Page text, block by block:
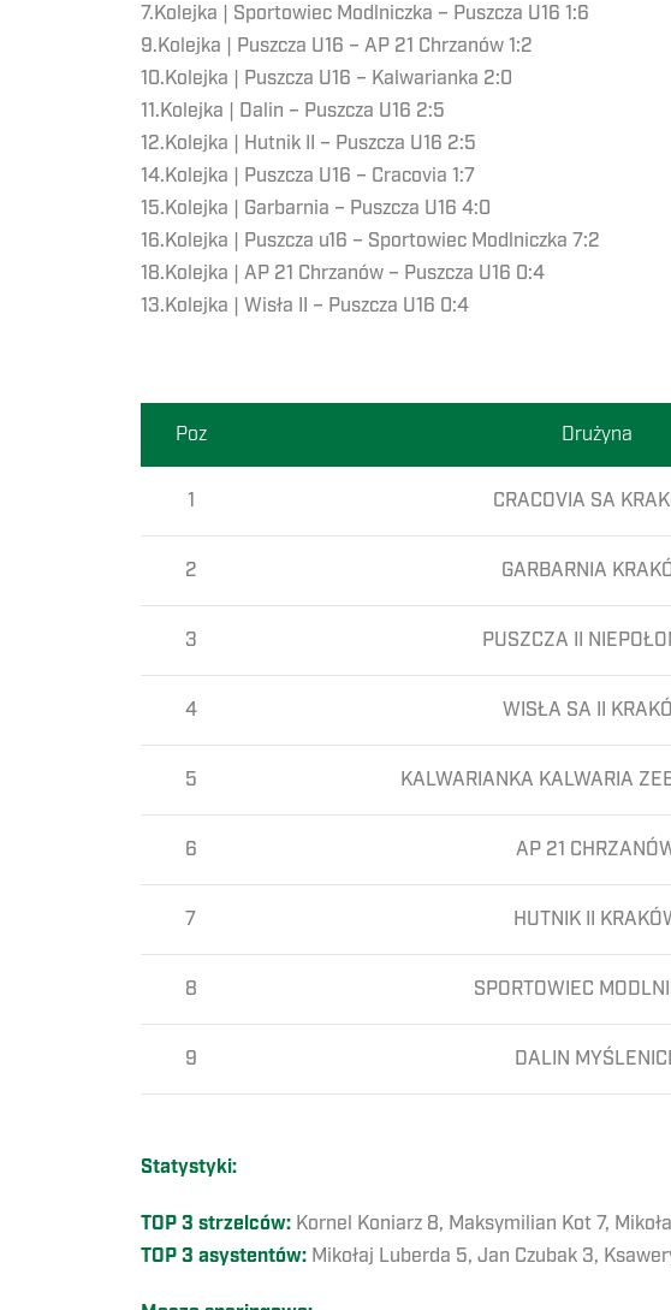
7.Kolejka | Sportowiec Modlniczka – Puszcza U16 1:6
9.Kolejka | Puszcza U16 – AP 21 Chrzanów 1:2
10.Kolejka | Puszcza U16 – Kalwarianka 2:0
11.Kolejka | Dalin – Puszcza U16 2:5
12.Kolejka | Hutnik II – Puszcza U16 2:5
14.Kolejka | Puszcza U16 – Cracovia 1:7
15.Kolejka | Garbarnia – Puszcza U16 4:0
16.Kolejka | Puszcza u16 – Sportowiec Modlniczka 7:2
18.Kolejka | AP 21 Chrzanów – Puszcza U16 0:4
13.Kolejka | Wisła II – Puszcza U16 0:4
Poz Drużyna
1 CRACOVIA SA
2 GARBARNIA
3 PUSZCZA II
4 WISŁA SA II
5 KALWARIANKA KALWARIA
6 AP 21
7 HUTNIK II
8 SPORTOWIEC
9 DALIN
Statystyki:
TOP 3 strzelców: Kornel Koniarz 8, Maksymilian Kot 7,
TOP 3 asystentów: Mikołaj Luberda 5, Jan Czubak 3,